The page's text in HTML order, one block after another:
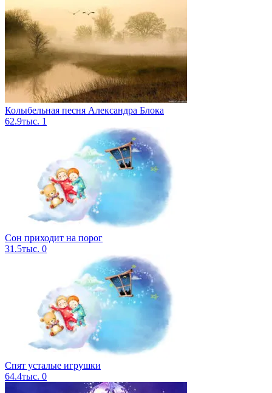
Колыбельная песня Александра Блока
62.9тыс. 1
Сон приходит на порог
31.5тыс. 0
Спят усталые игрушки
64.4тыс. 0